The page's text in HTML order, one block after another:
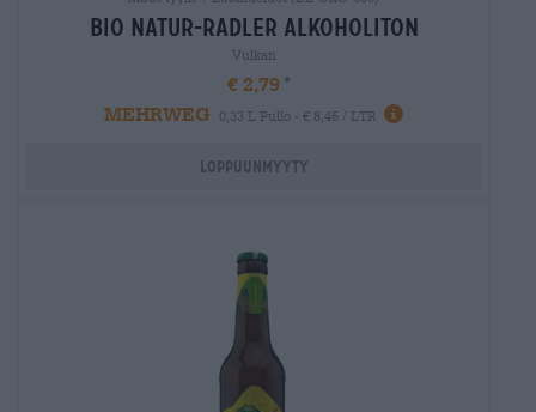
bio natur-radler alkoholiton
Vulkan
€ 2,79
MEHRWEG
0,33 L Pullo - € 8,45 / LTR
Loppuunmyyty